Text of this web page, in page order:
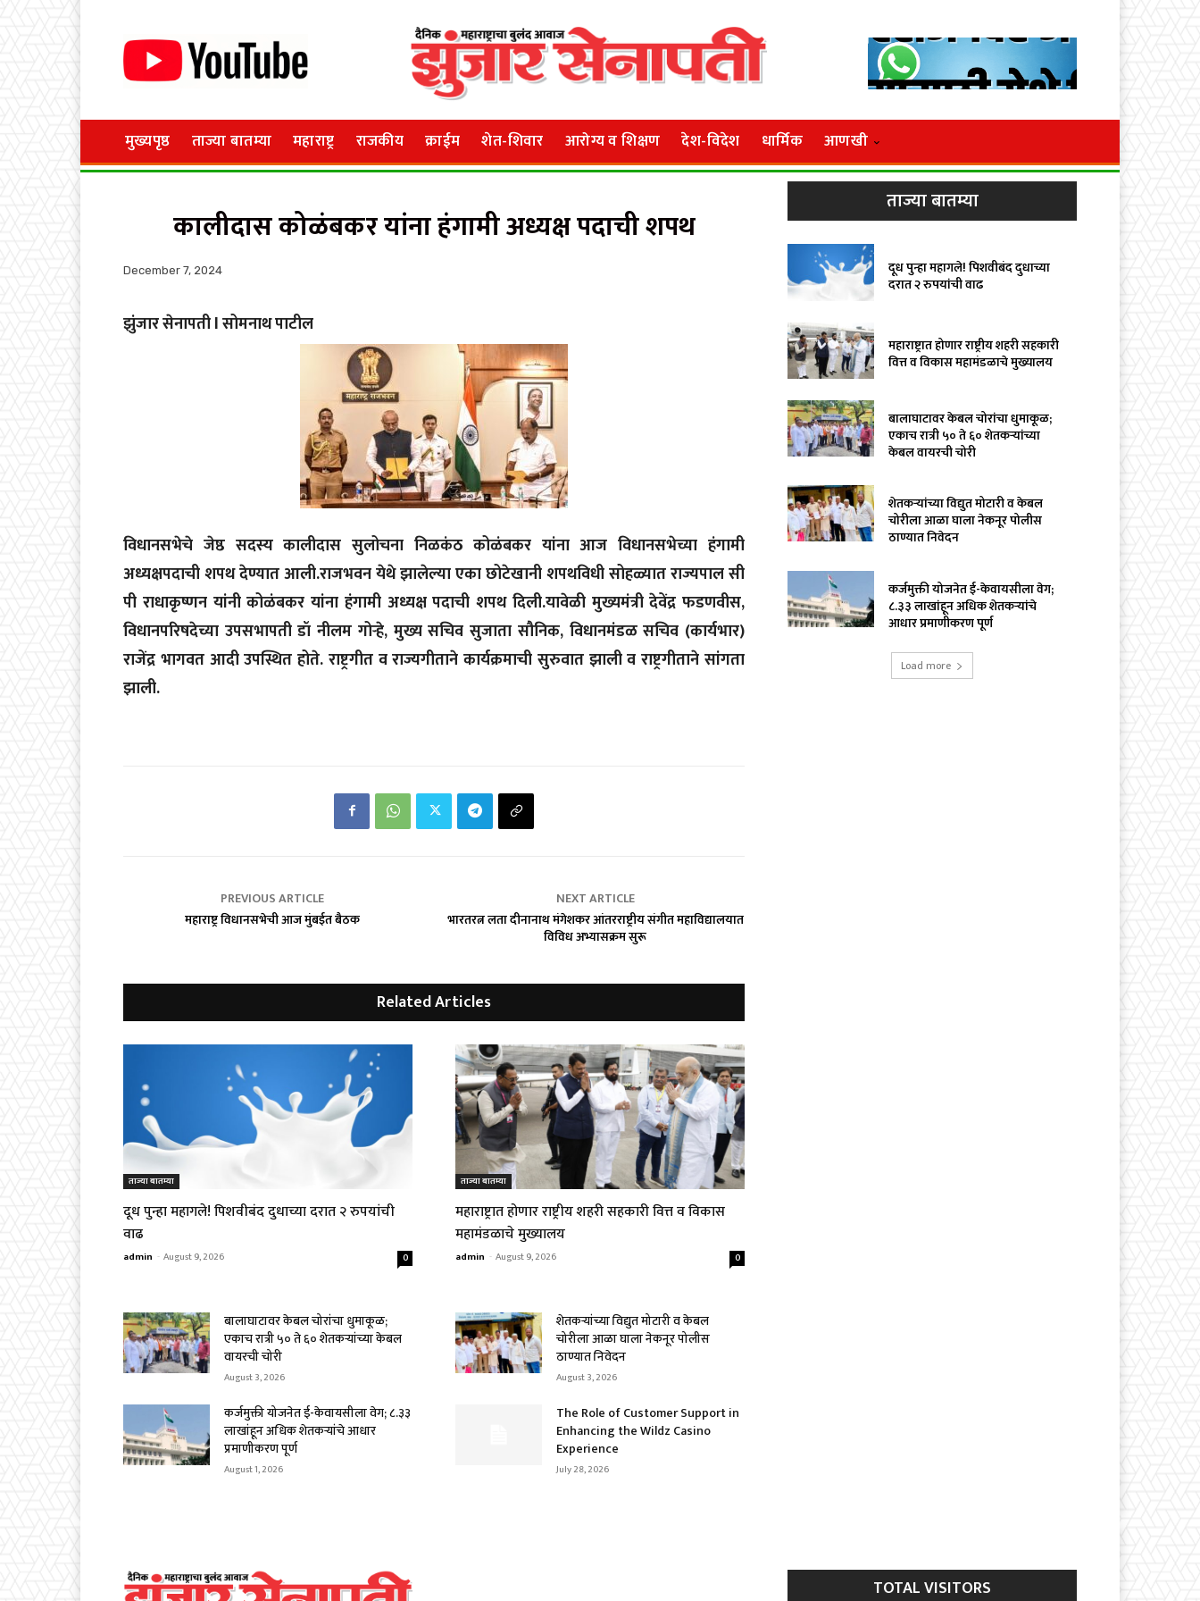
मुख्यपृष्ठ ताज्या बातम्या महाराष्ट्र राजकीय क्राईम शेत-शिवार आरोग्य व शिक्षण देश-विदेश धार्मिक आणखी
कालीदास कोळंबकर यांना हंगामी अध्यक्ष पदाची शपथ
December 7, 2024
झुंजार सेनापती l सोमनाथ पाटील
विधानसभेचे जेष्ठ सदस्य कालीदास सुलोचना निळकंठ कोळंबकर यांना आज विधानसभेच्या हंगामी
अध्यक्षपदाची शपथ देण्यात आली.राजभवन येथे झालेल्या एका छोटेखानी शपथविधी सोहळ्यात राज्यपाल सी
पी राधाकृष्णन यांनी कोळंबकर यांना हंगामी अध्यक्ष पदाची शपथ दिली.यावेळी मुख्यमंत्री देवेंद्र फडणवीस,
विधानपरिषदेच्या उपसभापती डॉ नीलम गोऱ्हे, मुख्य सचिव सुजाता सौनिक, विधानमंडळ सचिव (कार्यभार)
राजेंद्र भागवत आदी उपस्थित होते. राष्ट्रगीत व राज्यगीताने कार्यक्रमाची सुरुवात झाली व राष्ट्रगीताने सांगता
झाली.
PREVIOUS ARTICLE
महाराष्ट्र विधानसभेची आज मुंबईत बैठक
NEXT ARTICLE
भारतरत्न लता दीनानाथ मंगेशकर आंतरराष्ट्रीय संगीत महाविद्यालयात
विविध अभ्यासक्रम सुरू
Related Articles
ताज्या बातम्या
दूध पुन्हा महागले! पिशवीबंद दुधाच्या दरात २ रुपयांची
वाढ
admin - August 9, 2026 0
ताज्या बातम्या
महाराष्ट्रात होणार राष्ट्रीय शहरी सहकारी वित्त व विकास
महामंडळाचे मुख्यालय
admin - August 9, 2026 0
बालाघाटावर केबल चोरांचा धुमाकूळ;
एकाच रात्री ५० ते ६० शेतकऱ्यांच्या केबल
वायरची चोरी
August 3, 2026
शेतकऱ्यांच्या विद्युत मोटारी व केबल
चोरीला आळा घाला नेकनूर पोलीस
ठाण्यात निवेदन
August 3, 2026
कर्जमुक्ती योजनेत ई-केवायसीला वेग; ८.३३
लाखांहून अधिक शेतकऱ्यांचे आधार
प्रमाणीकरण पूर्ण
August 1, 2026
The Role of Customer Support in
Enhancing the Wildz Casino
Experience
July 28, 2026
ताज्या बातम्या
दूध पुन्हा महागले! पिशवीबंद दुधाच्या
दरात २ रुपयांची वाढ
महाराष्ट्रात होणार राष्ट्रीय शहरी सहकारी
वित्त व विकास महामंडळाचे मुख्यालय
बालाघाटावर केबल चोरांचा धुमाकूळ;
एकाच रात्री ५० ते ६० शेतकऱ्यांच्या
केबल वायरची चोरी
शेतकऱ्यांच्या विद्युत मोटारी व केबल
चोरीला आळा घाला नेकनूर पोलीस
ठाण्यात निवेदन
कर्जमुक्ती योजनेत ई-केवायसीला वेग;
८.३३ लाखांहून अधिक शेतकऱ्यांचे
आधार प्रमाणीकरण पूर्ण
Load more
TOTAL VISITORS